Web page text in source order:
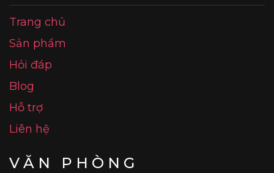
Trang chủ
Sản phẩm
Hỏi đáp
Blog
Hỗ trợ
Liên hệ
VĂN PHÒNG